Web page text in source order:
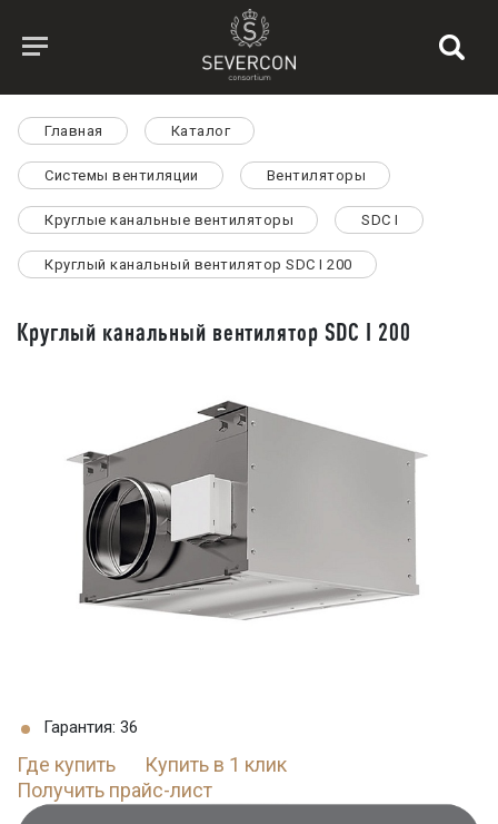
Главная Каталог
Системы вентиляции Вентиляторы
Круглые канальные вентиляторы SDC I
Круглый канальный вентилятор SDC I 200
Круглый канальный вентилятор SDC I 200
Гарантия: 36
Где купить
Купить в 1 клик
Получить прайс-лист